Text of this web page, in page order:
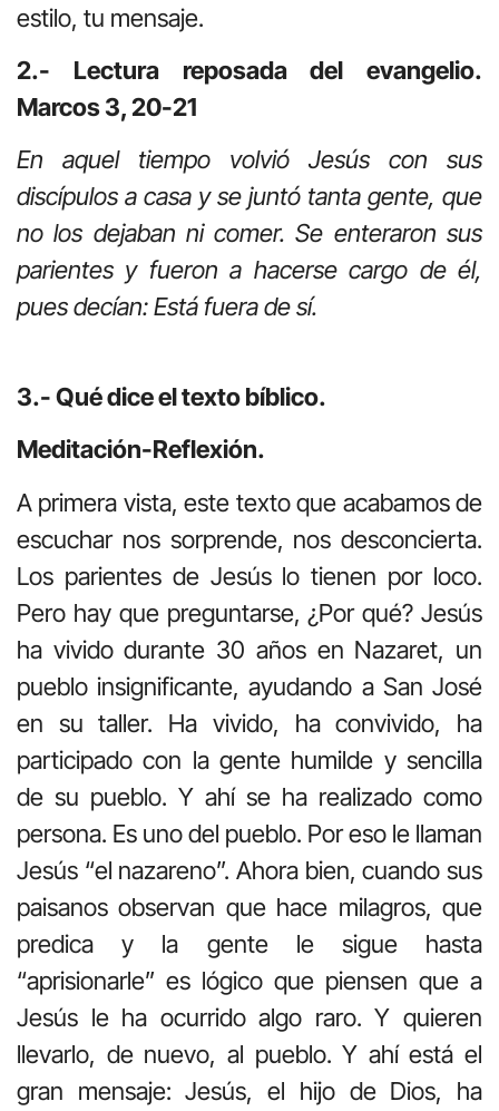
estilo, tu mensaje.
2.- Lectura reposada del evangelio.
Marcos 3, 20-21
En aquel tiempo volvió Jesús con sus
discípulos a casa y se juntó tanta gente, que
no los dejaban ni comer. Se enteraron sus
parientes y fueron a hacerse cargo de él,
pues decían: Está fuera de sí.
3.- Qué dice el texto bíblico.
Meditación-Reflexión.
A primera vista, este texto que acabamos de
escuchar nos sorprende, nos desconcierta.
Los parientes de Jesús lo tienen por loco.
Pero hay que preguntarse, ¿Por qué? Jesús
ha vivido durante 30 años en Nazaret, un
pueblo insignificante, ayudando a San José
en su taller. Ha vivido, ha convivido, ha
participado con la gente humilde y sencilla
de su pueblo. Y ahí se ha realizado como
persona. Es uno del pueblo. Por eso le llaman
Jesús “el nazareno”. Ahora bien, cuando sus
paisanos observan que hace milagros, que
predica y la gente le sigue hasta
“aprisionarle” es lógico que piensen que a
Jesús le ha ocurrido algo raro. Y quieren
llevarlo, de nuevo, al pueblo. Y ahí está el
gran mensaje: Jesús, el hijo de Dios, ha